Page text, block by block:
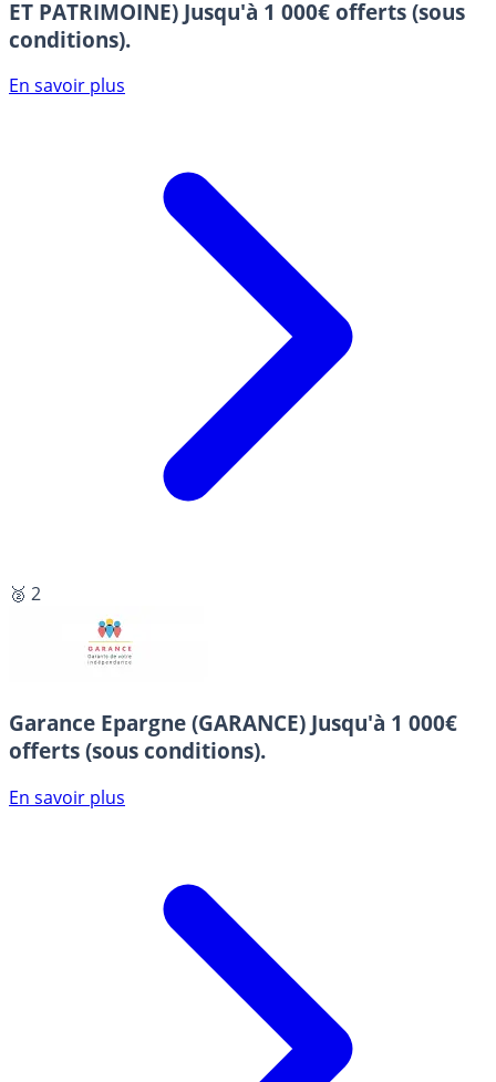
ET PATRIMOINE) Jusqu'à 1 000€ offerts (sous
conditions).
En savoir plus
🥈 2
Garance Epargne (GARANCE) Jusqu'à 1 000€
offerts (sous conditions).
En savoir plus